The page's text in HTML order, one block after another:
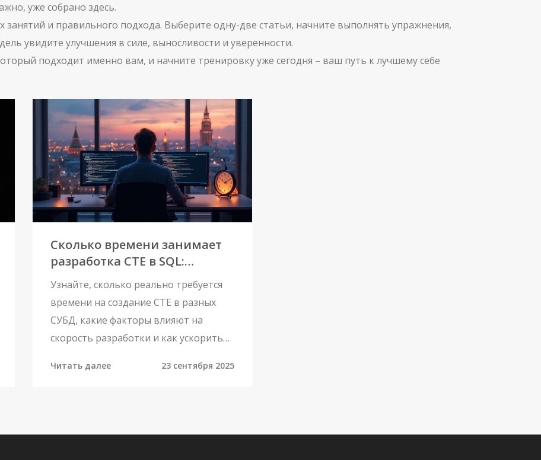
уже собрано здесь.
занятий и правильного подхода. Выберите одну-две статьи, начните выполнять упражнения,
увидите улучшения в силе, выносливости и уверенности.
подходит именно вам, и начните тренировку уже сегодня – ваш путь к лучшему себе
Сколько времени занимает
разработка CTE в SQL:
практический разбор
Узнайте, сколько реально требуется
времени на создание CTE в разных
СУБД, какие факторы влияют на
скорость разработки и как ускорить
Читать далее 23 сентября 2025